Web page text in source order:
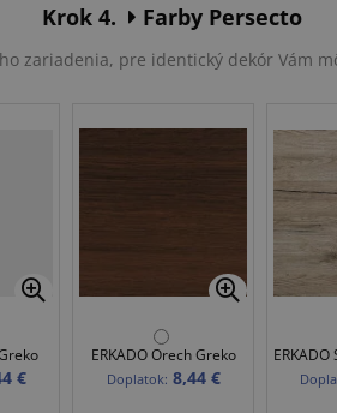
Krok 4. Farby Persecto
zariadenia, pre identický dekór Vám
€
ERKADO Orech Greko
Doplatok: 8,44 €